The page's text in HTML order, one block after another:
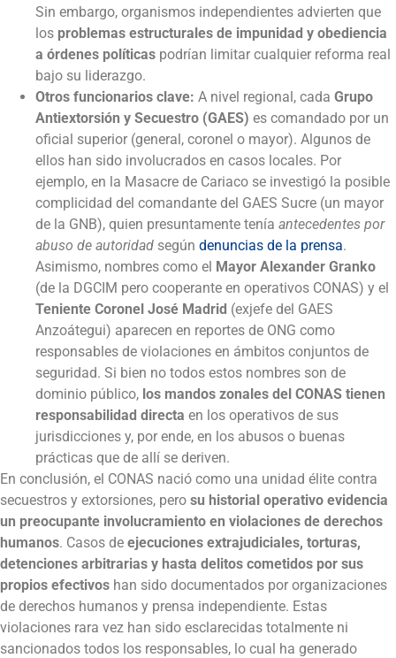
Sin embargo, organismos independientes advierten que
los problemas estructurales de impunidad y obediencia
a órdenes políticas podrían limitar cualquier reforma real
bajo su liderazgo.
Otros funcionarios clave: A nivel regional, cada Grupo
Antiextorsión y Secuestro (GAES) es comandado por un
oficial superior (general, coronel o mayor). Algunos de
ellos han sido involucrados en casos locales. Por
ejemplo, en la Masacre de Cariaco se investigó la posible
complicidad del comandante del GAES Sucre (un mayor
de la GNB), quien presuntamente tenía antecedentes por
abuso de autoridad según denuncias de la prensa.
Asimismo, nombres como el Mayor Alexander Granko
(de la DGCIM pero cooperante en operativos CONAS) y el
Teniente Coronel José Madrid (exjefe del GAES
Anzoátegui) aparecen en reportes de ONG como
responsables de violaciones en ámbitos conjuntos de
seguridad. Si bien no todos estos nombres son de
dominio público, los mandos zonales del CONAS tienen
responsabilidad directa en los operativos de sus
jurisdicciones y, por ende, en los abusos o buenas
prácticas que de allí se deriven.
En conclusión, el CONAS nació como una unidad élite contra
secuestros y extorsiones, pero su historial operativo evidencia
un preocupante involucramiento en violaciones de derechos
humanos. Casos de ejecuciones extrajudiciales, torturas,
detenciones arbitrarias y hasta delitos cometidos por sus
propios efectivos han sido documentados por organizaciones
de derechos humanos y prensa independiente. Estas
violaciones rara vez han sido esclarecidas totalmente ni
sancionados todos los responsables, lo cual ha generado